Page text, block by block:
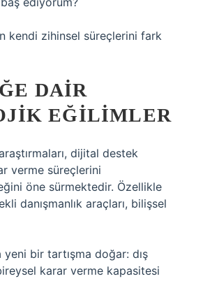
kendi zihinsel süreçlerini fark
DAIR
EĞILIMLER
dijital destek
verme süreçlerini
öne sürmektedir. Özellikle
danışmanlık araçları, bilişsel
bir tartışma doğar: dış
karar verme kapasitesi